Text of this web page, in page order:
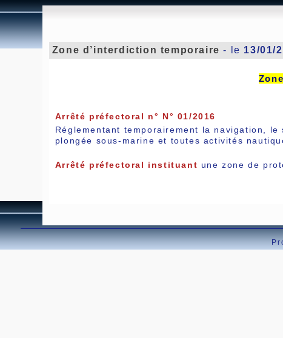
Zone d’interdiction temporaire - le 13/01/
Arrêté préfectoral n° N° 01/2016
Réglementant temporairement la navigation,
plongée sous-marine et toutes activités
Arrêté préfectoral instituant une zone de